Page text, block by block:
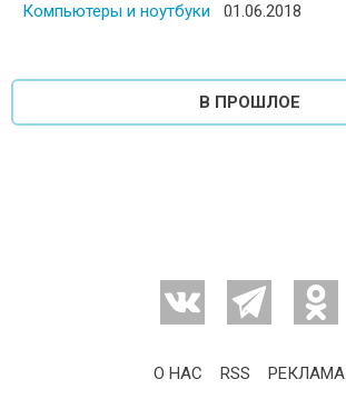
Компьютеры и ноутбуки Posted on
01.06.2018
В ПРОШЛОЕ
О НАС RSS РЕКЛАМА